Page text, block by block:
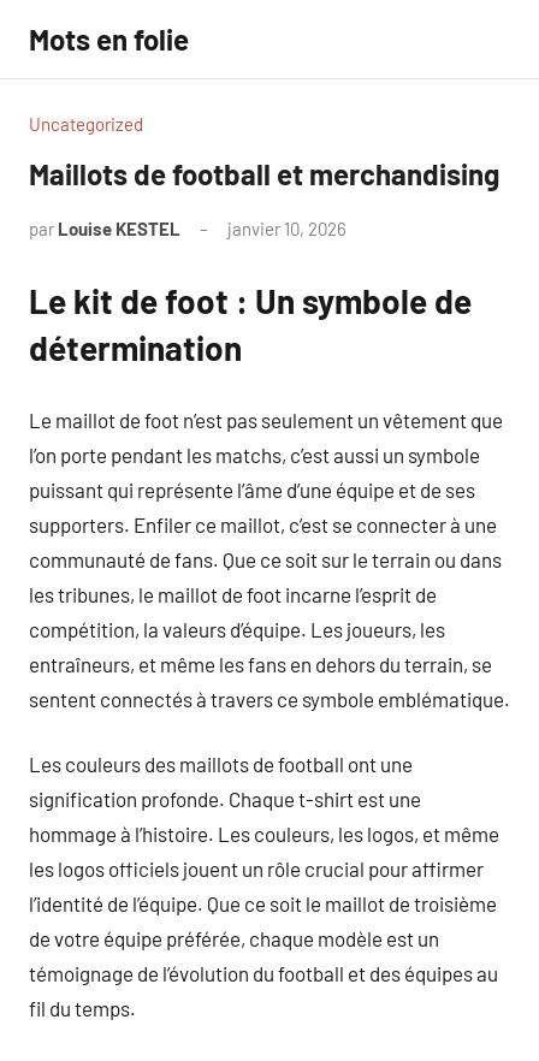
contenu
Mots en folie
Uncategorized
Maillots de football et merchandising
par Louise KESTEL janvier 10, 2026
Le kit de foot : Un symbole de
détermination
Le maillot de foot n’est pas seulement un vêtement que
l’on porte pendant les matchs, c’est aussi un symbole
puissant qui représente l’âme d’une équipe et de ses
supporters. Enfiler ce maillot, c’est se connecter à une
communauté de fans. Que ce soit sur le terrain ou dans
les tribunes, le maillot de foot incarne l’esprit de
compétition, la valeurs d’équipe. Les joueurs, les
entraîneurs, et même les fans en dehors du terrain, se
sentent connectés à travers ce symbole emblématique.
Les couleurs des maillots de football ont une
signification profonde. Chaque t-shirt est une
hommage à l’histoire. Les couleurs, les logos, et même
les logos officiels jouent un rôle crucial pour affirmer
l’identité de l’équipe. Que ce soit le maillot de troisième
de votre équipe préférée, chaque modèle est un
témoignage de l’évolution du football et des équipes au
fil du temps.